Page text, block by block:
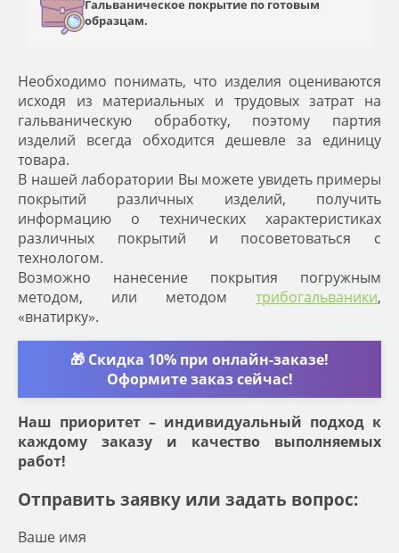
Гальваническое покрытие по готовым
образцам.
Необходимо понимать, что изделия оцениваются
исходя из материальных и трудовых затрат на
гальваническую обработку, поэтому партия
изделий всегда обходится дешевле за единицу
товара.
В нашей лаборатории Вы можете увидеть примеры
покрытий различных изделий, получить
информацию о технических характеристиках
различных покрытий и посоветоваться с
технологом.
Возможно нанесение покрытия погружным
методом, или методом трибогальваники,
«внатирку».
🎁 Скидка 10% при онлайн-заказе!
Оформите заказ сейчас!
Наш приоритет – индивидуальный подход к
каждому заказу и качество выполняемых
работ!
Отправить заявку или задать вопрос:
Ваше имя